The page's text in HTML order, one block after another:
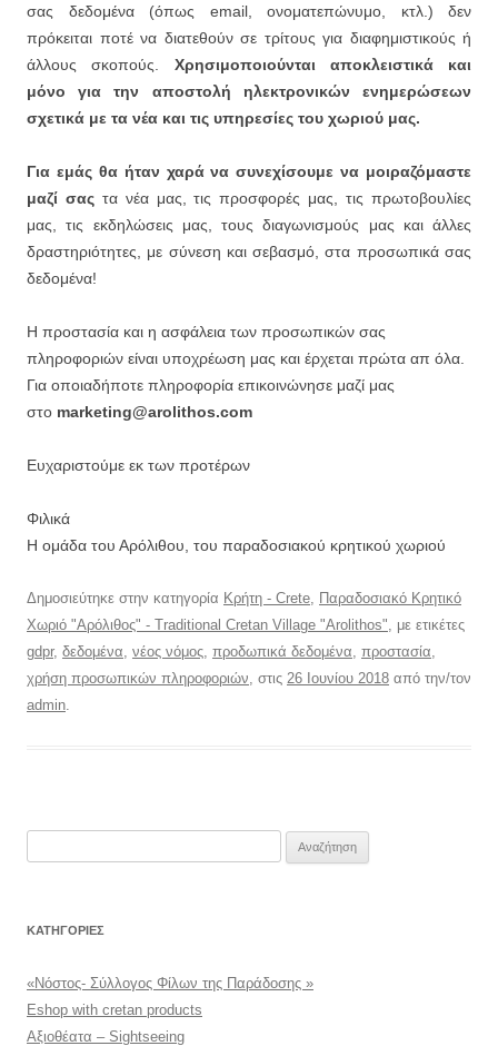
σας δεδομένα (όπως email, ονοματεπώνυμο, κτλ.) δεν
πρόκειται ποτέ να διατεθούν σε τρίτους για διαφημιστικούς ή
άλλους σκοπούς. Χρησιμοποιούνται αποκλειστικά και
μόνο για την αποστολή ηλεκτρονικών ενημερώσεων
σχετικά με τα νέα και τις υπηρεσίες του χωριού μας.
Για εμάς θα ήταν χαρά να συνεχίσουμε να μοιραζόμαστε
μαζί σαςτα νέα μας, τις προσφορές μας, τις πρωτοβουλίες
μας, τις εκδηλώσεις μας, τους διαγωνισμούς μας και άλλες
δραστηριότητες, με σύνεση και σεβασμό, στα προσωπικά σας
δεδομένα!
Η προστασία και η ασφάλεια των προσωπικών σας
πληροφοριών είναι υποχρέωση μας και έρχεται πρώτα απ όλα.
Για οποιαδήποτε πληροφορία επικοινώνησε μαζί μας
στο marketing@arolithos.com
Ευχαριστούμε εκ των προτέρων
Φιλικά
Η ομάδα του Αρόλιθου, του παραδοσιακού κρητικού χωριού
Δημοσιεύτηκε στην κατηγορία Κρήτη - Crete
Παραδοσιακό Κρητικό
Χωριό "Αρόλιθος" - Traditional Cretan Village "Arolithos" , με ετικέτες
gdpr, δεδομένα νέος νόμος προδωπικά δεδομένα προστασία
χρήση προσωπικών πληροφοριών , στις 26 Ιουνίου 2018 από την/τον
admin
KΑΤΗΓΟΡΊΕΣ
«Νόστος- Σύλλογος Φίλων της Παράδοσης »
Eshop with cretan products
Αξιοθέατα – Sightseeing